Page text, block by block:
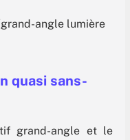
quasi sans-
grand-angle et le